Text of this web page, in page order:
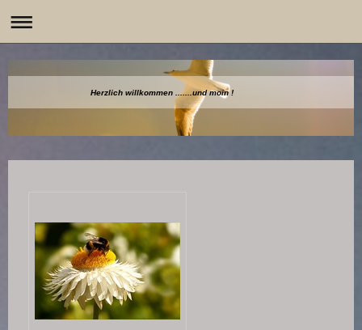
Herzlich willkommen